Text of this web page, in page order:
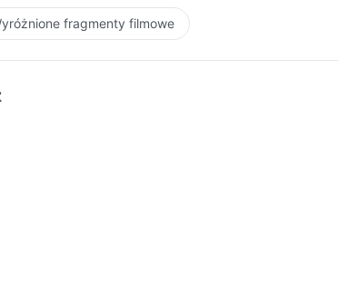
fragmenty filmowe